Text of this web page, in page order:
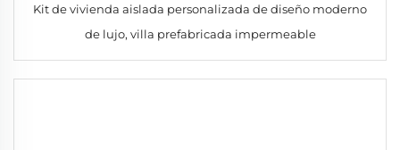
Kit de vivienda aislada personalizada de diseño moderno
de lujo, villa prefabricada impermeable